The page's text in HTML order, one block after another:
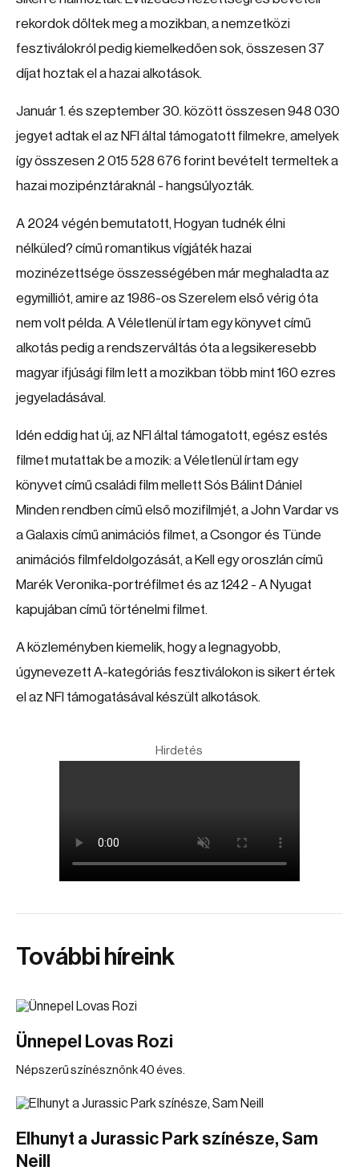
rekordok dőltek meg a mozikban, a nemzetközi
fesztiválokról pedig kiemelkedően sok, összesen 37
díjat hoztak el a hazai alkotások.
Január 1. és szeptember 30. között összesen 948 030
jegyet adtak el az NFI által támogatott filmekre, amelyek
így összesen 2 015 528 676 forint bevételt termeltek a
hazai mozipénztáraknál - hangsúlyozták.
A 2024 végén bemutatott, Hogyan tudnék élni
nélküled? című romantikus vígjáték hazai
mozinézettsége összességében már meghaladta az
egymilliót, amire az 1986-os Szerelem első vérig óta
nem volt példa. A Véletlenül írtam egy könyvet című
alkotás pedig a rendszerváltás óta a legsikeresebb
magyar ifjúsági film lett a mozikban több mint 160 ezres
jegyeladásával.
Idén eddig hat új, az NFI által támogatott, egész estés
filmet mutattak be a mozik: a Véletlenül írtam egy
könyvet című családi film mellett Sós Bálint Dániel
Minden rendben című első mozifilmjét, a John Vardar vs
a Galaxis című animációs filmet, a Csongor és Tünde
animációs filmfeldolgozását, a Kell egy oroszlán című
Marék Veronika-portréfilmet és az 1242 - A Nyugat
kapujában című történelmi filmet.
A közleményben kiemelik, hogy a legnagyobb,
úgynevezett A-kategóriás fesztiválokon is sikert értek
el az NFI támogatásával készült alkotások.
Hirdetés
További híreink
Ünnepel Lovas Rozi
Népszerű színésznőnk 40 éves.
Elhunyt a Jurassic Park színésze, Sam
Neill